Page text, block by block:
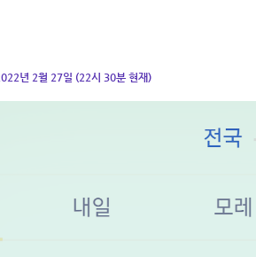
년 2월 27일 (22시 30분 현재)